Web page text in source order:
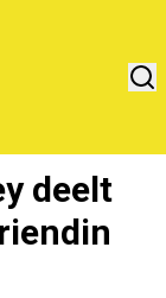
deelt